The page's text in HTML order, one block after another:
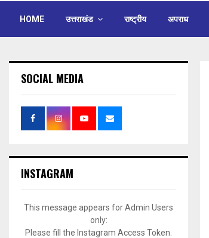
HOME उत्तराखंड राष्ट्रीय अपराध
SOCIAL MEDIA
INSTAGRAM
This message appears for Admin Users
only:
Please fill the Instagram Access Token.